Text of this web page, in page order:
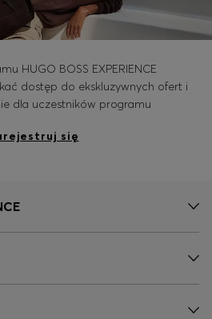
HUGO BOSS EXPERIENCE
dostęp do ekskluzywnych ofert i
dla uczestników programu
się